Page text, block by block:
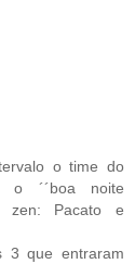
o time do
o ´´boa noite
zen: Pacato e
3 que entraram